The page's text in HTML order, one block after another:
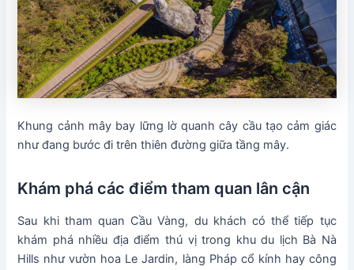
Khung cảnh mây bay lững lờ quanh cây cầu tạo cảm giác
như đang bước đi trên thiên đường giữa tầng mây.
Khám phá các điểm tham quan lân cận
Sau khi tham quan Cầu Vàng, du khách có thể tiếp tục
khám phá nhiều địa điểm thú vị trong khu du lịch Bà Nà
Hills như vườn hoa Le Jardin, làng Pháp cổ kính hay công